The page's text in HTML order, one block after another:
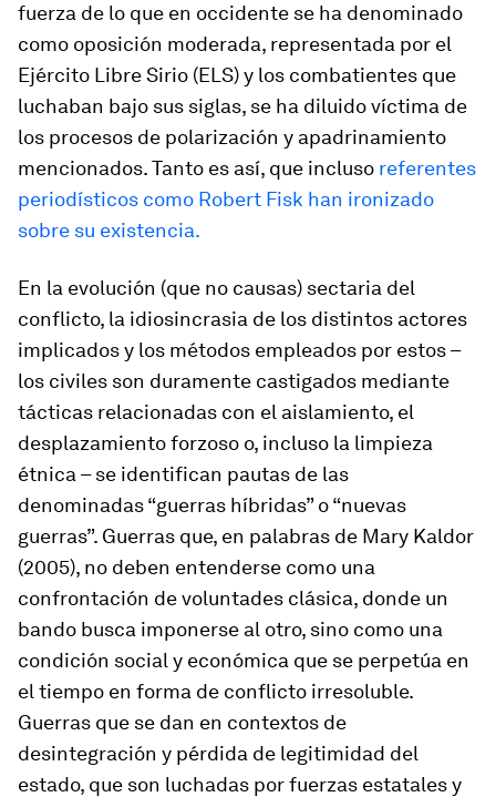
fuerza de lo que en occidente se ha denominado
como oposición moderada, representada por el
Ejército Libre Sirio (ELS) y los combatientes que
luchaban bajo sus siglas, se ha diluido víctima de
los procesos de polarización y apadrinamiento
mencionados. Tanto es así, que incluso referentes
periodísticos como Robert Fisk han ironizado
sobre su existencia.
En la evolución (que no causas) sectaria del
conflicto, la idiosincrasia de los distintos actores
implicados y los métodos empleados por estos –
los civiles son duramente castigados mediante
tácticas relacionadas con el aislamiento, el
desplazamiento forzoso o, incluso la limpieza
étnica – se identifican pautas de las
denominadas “guerras híbridas” o “nuevas
guerras”. Guerras que, en palabras de Mary Kaldor
(2005), no deben entenderse como una
confrontación de voluntades clásica, donde un
bando busca imponerse al otro, sino como una
condición social y económica que se perpetúa en
el tiempo en forma de conflicto irresoluble.
Guerras que se dan en contextos de
desintegración y pérdida de legitimidad del
estado, que son luchadas por fuerzas estatales y